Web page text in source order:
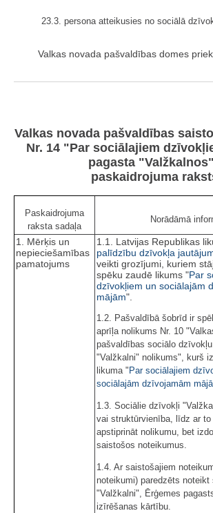
23.3. persona atteikusies no sociālā
Valkas novada pašvaldības domes
Valkas novada pašvaldības
Nr. 14 "Par sociālajiem
pagasta
paskaidrojuma
Paskaidrojuma
raksta sadaļa
Norādāmā
1. Mērķis un
nepieciešamības
pamatojums
1.1. Latvijas Republikas
palīdzību dzīvokļa
veikti grozījumi, kuriem
spēku zaudē likums "Par
dzīvokļiem un sociālajām
mājām".
1.2. Pašvaldībā šobrīd ir
aprīļa nolikums Nr. 10
pašvaldības sociālo
"Valžkalni" nolikums", kurš
likuma " Par sociālajiem
sociālajām dzīvojamām
1.3. Sociālie dzīvokļi
vai struktūrvienība, līdz ar to
apstiprināt nolikumu, bet
saistošos noteikumus.
1.4. Ar saistošajiem
noteikumi) paredzēts
"Valžkalni", Ērģemes
izīrēšanas kārtību.